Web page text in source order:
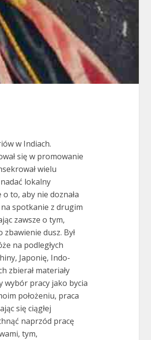
w Indiach.
się w promowanie
wielu
lokalny
to, aby nie doznała
na spotkanie z drugim
zawsze o tym,
dusz. Był
na podległych
Japonię, Indo-
zbierał materiały
wybór pracy jako bycia
położeniu, praca
się ciągłej
naprzód pracę
tym,